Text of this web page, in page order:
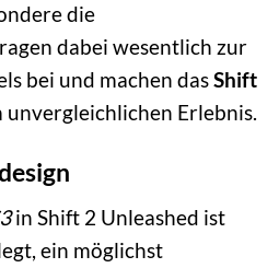
die
dabei wesentlich zur
bei und machen dasShift
unvergleichlichen Erlebnis.
in Shift 2 Unleashed ist
ein möglichst